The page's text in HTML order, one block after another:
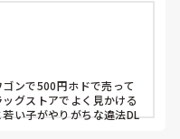
ンで500円ホドで売って
グストアでよく見かける
い子がやりがちな違法DL